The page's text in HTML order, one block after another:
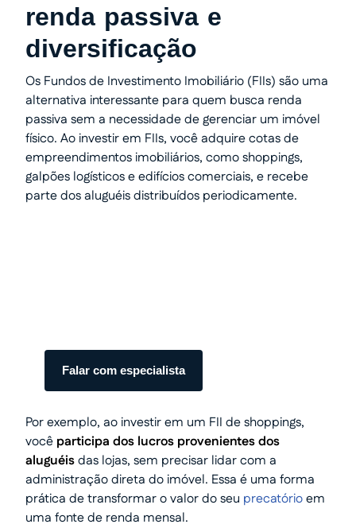
renda passiva e
diversificação
Os Fundos de Investimento Imobiliário (FIIs) são uma
alternativa interessante para quem busca renda
passiva sem a necessidade de gerenciar um imóvel
físico. Ao investir em FIIs, você adquire cotas de
empreendimentos imobiliários, como shoppings,
galpões logísticos e edifícios comerciais, e recebe
parte dos aluguéis distribuídos periodicamente.
Falar com especialista
Por exemplo, ao investir em um FII de shoppings,
você participa dos lucros provenientes dos
aluguéisdas lojas, sem precisar lidar com a
administração direta do imóvel. Essa é uma forma
prática de transformar o valor do seu precatórioem
uma fonte de renda mensal.